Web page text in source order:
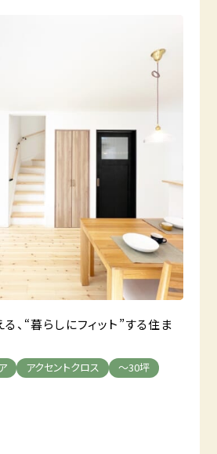
、“暮らしにフィット”する住ま
アクセントクロス
～30坪